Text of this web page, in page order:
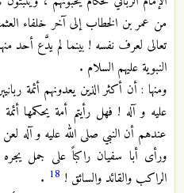
من عمر بن الخطاب إلى آخر خلفاء
تعالى لعرف نفسه ! بينما لم يدَّع أحد منهم
النبوية عليهم السلام .
ومنها : أن أكثر الذين يعدونهم أئمة
عليه و آله ! فهل رأيتم أمة يحكمها
عندهم أن النبي صلى الله عليه و آله لعن
ورأى أبا سفيان راكباً على جمل
الراكب والقائد والسائق ! 18
.